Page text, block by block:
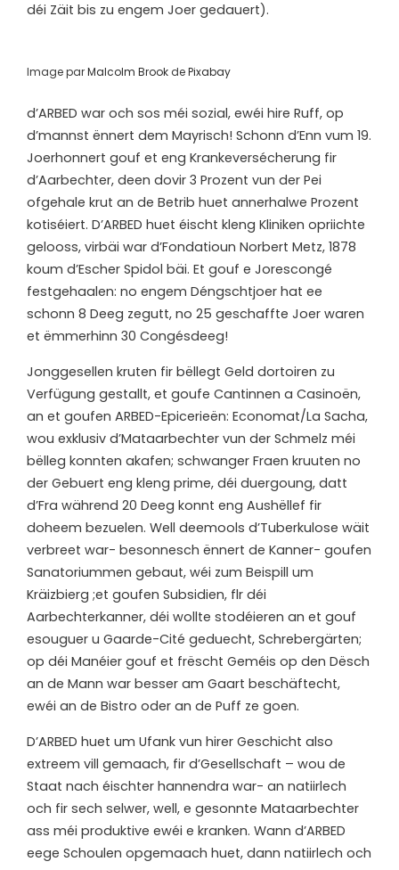
déi Zäit bis zu engem Joer gedauert).
Image parMalcolm Brook dePixabay
d’ARBED war och sos méi sozial, ewéi hire Ruff, op
d’mannst ënnert dem Mayrisch! Schonn d’Enn vum 19.
Joerhonnert gouf et eng Krankeversécherung fir
d’Aarbechter, deen dovir 3 Prozent vun der Pei
ofgehale krut an de Betrib huet annerhalwe Prozent
kotiséiert. D’ARBED huet éischt kleng Kliniken opriichte
gelooss, virbäi war d’Fondatioun Norbert Metz, 1878
koum d’Escher Spidol bäi. Et gouf e Jorescongé
festgehaalen: no engem Déngschtjoer hat ee
schonn 8 Deeg zegutt, no 25 geschaffte Joer waren
et ëmmerhinn 30 Congésdeeg!
Jonggesellen kruten fir bëllegt Geld dortoiren zu
Verfügung gestallt, et goufe Cantinnen a Casinoën,
an et goufen ARBED-Epicerieën: Economat/La Sacha,
wou exklusiv d’Mataarbechter vun der Schmelz méi
bëlleg konnten akafen; schwanger Fraen kruuten no
der Gebuert eng kleng prime, déi duergoung, datt
d’Fra während 20 Deeg konnt eng Aushëllef fir
doheem bezuelen. Well deemools d’Tuberkulose wäit
verbreet war- besonnesch ënnert de Kanner- goufen
Sanatoriummen gebaut, wéi zum Beispill um
Kräizbierg ;et goufen Subsidien, flr déi
Aarbechterkanner, déi wollte stodéieren an et gouf
esouguer u Gaarde-Cité geduecht, Schrebergärten;
op déi Manéier gouf et frëscht Geméis op den Dësch
an de Mann war besser am Gaart beschäftecht,
ewéi an de Bistro oder an de Puff ze goen.
D’ARBED huet um Ufank vun hirer Geschicht also
extreem vill gemaach, fir d’Gesellschaft – wou de
Staat nach éischter hannendra war- an natiirlech
och fir sech selwer, well, e gesonnte Mataarbechter
ass méi produktive ewéi e kranken. Wann d’ARBED
eege Schoulen opgemaach huet, dann natiirlech och